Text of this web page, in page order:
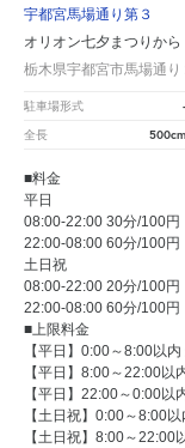
宇都宮馬場通り第３
オリオン七夕まつりから
栃木県宇都宮市馬場通り
駐車場形式 -
全長 500cm
■料金
平日
08:00-22:00 30分/100円
22:00-08:00 60分/100円
土日祝
08:00-22:00 20分/100円
22:00-08:00 60分/100円
■上限料金
【平日】0:00～8:00以
【平日】8:00～22:00以
【平日】22:00～0:00以
【土日祝】0:00～8:00
【土日祝】8:00～22:00